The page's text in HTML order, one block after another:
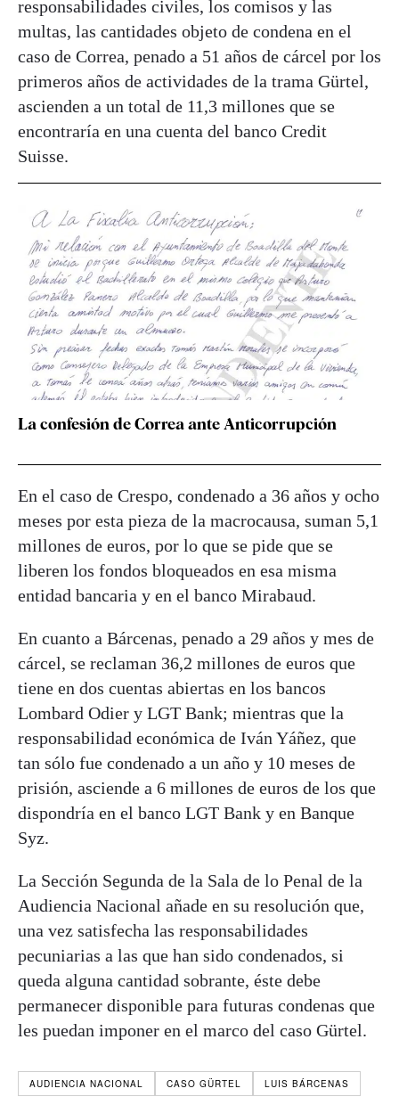
responsabilidades civiles, los comisos y las
multas, las cantidades objeto de condena en el
caso de Correa, penado a 51 años de cárcel por los
primeros años de actividades de la trama Gürtel,
ascienden a un total de 11,3 millones que se
encontraría en una cuenta del banco Credit
Suisse.
La confesión de Correa ante Anticorrupción
En el caso de Crespo, condenado a 36 años y ocho
meses por esta pieza de la macrocausa, suman 5,1
millones de euros, por lo que se pide que se
liberen los fondos bloqueados en esa misma
entidad bancaria y en el banco Mirabaud.
En cuanto a Bárcenas, penado a 29 años y mes de
cárcel, se reclaman 36,2 millones de euros que
tiene en dos cuentas abiertas en los bancos
Lombard Odier y LGT Bank; mientras que la
responsabilidad económica de Iván Yáñez, que
tan sólo fue condenado a un año y 10 meses de
prisión, asciende a 6 millones de euros de los que
dispondría en el banco LGT Bank y en Banque
Syz.
La Sección Segunda de la Sala de lo Penal de la
Audiencia Nacional añade en su resolución que,
una vez satisfecha las responsabilidades
pecuniarias a las que han sido condenados, si
queda alguna cantidad sobrante, éste debe
permanecer disponible para futuras condenas que
les puedan imponer en el marco del caso Gürtel.
AUDIENCIA NACIONAL CASO GÜRTEL LUIS BÁRCENAS